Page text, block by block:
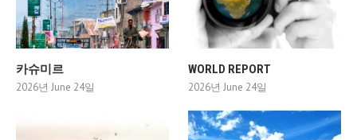
카슈미르
2026년 June 24일
WORLD REPORT
2026년 June 24일